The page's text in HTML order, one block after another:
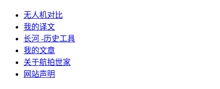
无人机对比
我的译文
长河 -历史工具
我的文章
关于航拍世家
网站声明